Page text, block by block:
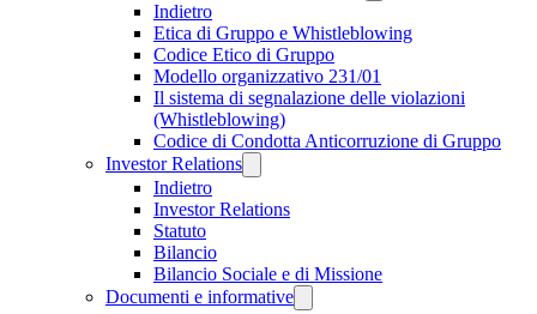
Indietro
Etica di Gruppo e Whistleblowing
Codice Etico di Gruppo
Modello organizzativo 231/01
Il sistema di segnalazione delle violazioni
(Whistleblowing)
Codice di Condotta Anticorruzione di Gruppo
Investor Relations
Indietro
Investor Relations
Statuto
Bilancio
Bilancio Sociale e di Missione
Documenti e informative